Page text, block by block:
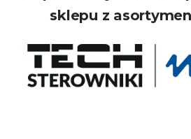
sklepu z